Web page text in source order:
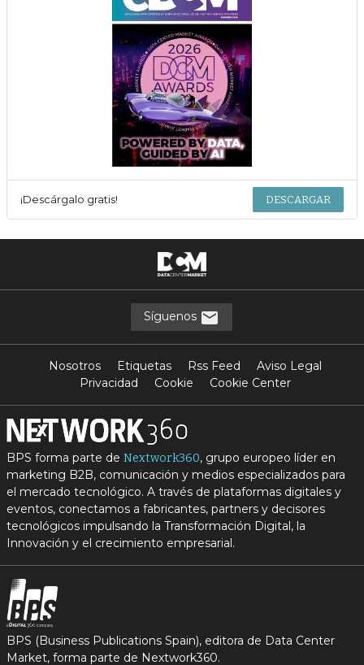
¡Descárgalo gratis! DESCARGAR
Síguenos
Nosotros Etiquetas Rss Feed
Aviso Legal
Privacidad
Cookie Cookie Center
BPS forma parte de Nextwork360, grupo europeo líder en
marketing B2B, comunicación y medios especializados para
el mercado tecnológico. A través de plataformas digitales y
eventos, conectamos a fabricantes, partners y decisores
tecnológicos impulsando la Transformación Digital, la
Innovación y el crecimiento empresarial.
BPS (Business Publications Spain), editora de Data Center
Market, forma parte de Nextwork360.